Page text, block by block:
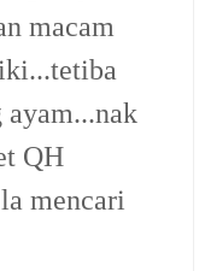
macam
ayam...nak
QH
mencari